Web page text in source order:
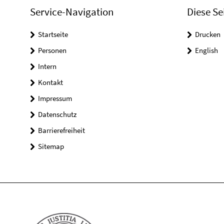
Service-Navigation
Startseite
Personen
Intern
Kontakt
Impressum
Datenschutz
Barrierefreiheit
Sitemap
Diese
Drucken
English